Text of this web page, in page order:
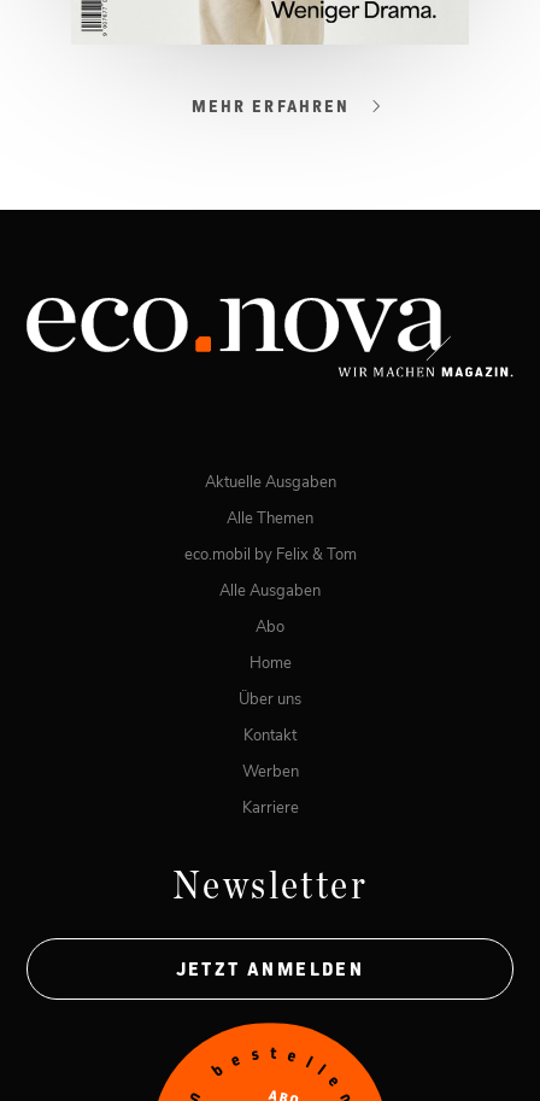
03/2026
JETZT BESTELLEN
MEHR ERFAHREN
Aktuelle Ausgaben
Alle Themen
eco.mobil by Felix & Tom
Alle Ausgaben
Abo
Home
Über uns
Kontakt
Werben
Karriere
Newsletter
JETZT ANMELDEN